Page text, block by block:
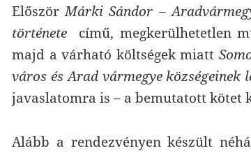
ElőszörMárki Sándor –
története című, megkerülhetetlen
majd a várható költségek miatt
város és Arad vármegye községeinek
javaslatomra is – a bemutatott kötet
Alább a rendezvényen készült